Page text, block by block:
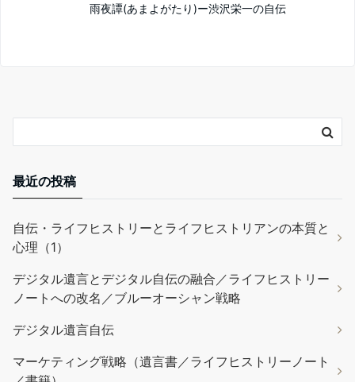
雨夜譚(あまよがたり)ー渋沢栄一の自伝
最近の投稿
自伝・ライフヒストリーとライフヒストリアンの本質と
心理（1）
デジタル遺言とデジタル自伝の融合／ライフヒストリー
ノートへの改名／ブルーオーシャン戦略
デジタル遺言自伝
マーケティング戦略（遺言書／ライフヒストリーノート